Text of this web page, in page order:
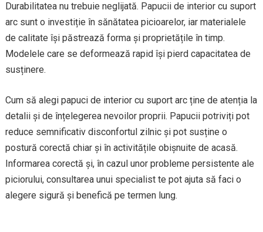
Durabilitatea nu trebuie neglijată. Papucii de interior cu suport
arc sunt o investiție în sănătatea picioarelor, iar materialele
de calitate își păstrează forma și proprietățile în timp.
Modelele care se deformează rapid își pierd capacitatea de
susținere.
Cum să alegi papuci de interior cu suport arc ține de atenția la
detalii și de înțelegerea nevoilor proprii. Papucii potriviți pot
reduce semnificativ disconfortul zilnic și pot susține o
postură corectă chiar și în activitățile obișnuite de acasă.
Informarea corectă și, în cazul unor probleme persistente ale
piciorului, consultarea unui specialist te pot ajuta să faci o
alegere sigură și benefică pe termen lung.